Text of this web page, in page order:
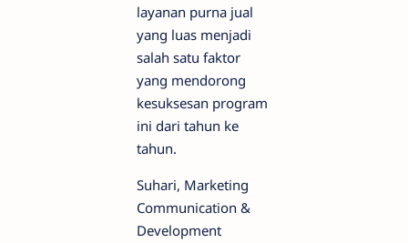
layanan purna jual
yang luas menjadi
salah satu faktor
yang mendorong
kesuksesan program
ini dari tahun ke
tahun.
Suhari, Marketing
Communication &
Development